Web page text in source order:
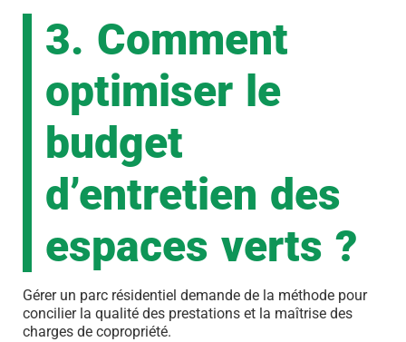
3. Comment
optimiser le
budget
d’entretien des
espaces verts ?
Gérer un parc résidentiel demande de la méthode pour
concilier la qualité des prestations et la maîtrise des
charges de copropriété.